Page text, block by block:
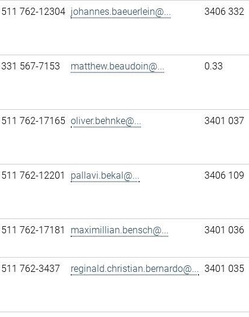
762-12304 johannes.baeuerlein@... 3406 332
567-7153 matthew.beaudoin@... 0.33
762-17165 oliver.behnke@... 3401 037
762-12201 pallavi.bekal@... 3406 109
762-17181 maximillian.bensch@... 3401 036
762-3437 reginald.christian.bernardo@... 3401 035